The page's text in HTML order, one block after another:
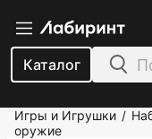
Каталог
Игры и Игрушки /
оружие